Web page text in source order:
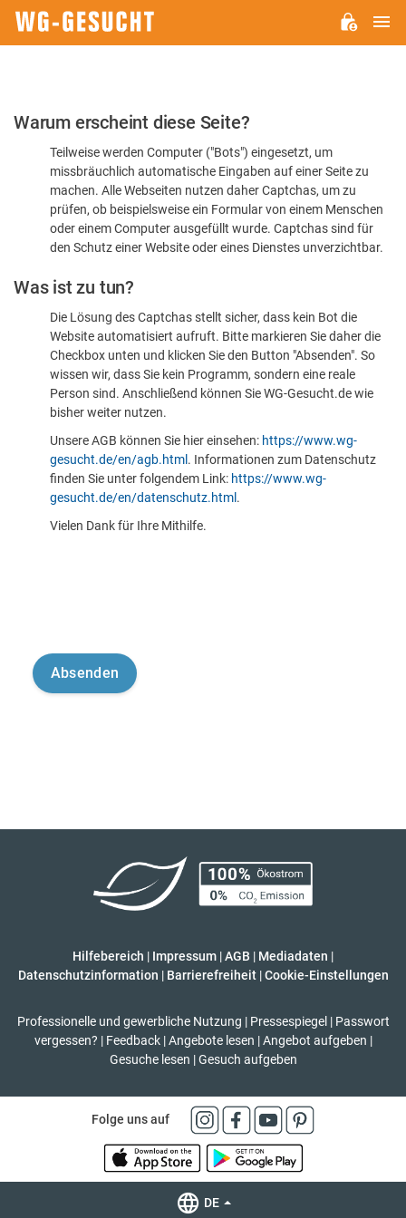
Bitte
dass
sind
Warum erscheint diese Seite?
Teilweise werden Computer ("Bots") eingesetzt, um
missbräuchlich automatische Eingaben auf einer Seite zu
machen. Alle Webseiten nutzen daher Captchas, um zu
prüfen, ob beispielsweise ein Formular von einem Menschen
oder einem Computer ausgefüllt wurde. Captchas sind für
den Schutz einer Website oder eines Dienstes unverzichtbar.
Was ist zu tun?
Die Lösung des Captchas stellt sicher, dass kein Bot die
Website automatisiert aufruft. Bitte markieren Sie daher die
Checkbox unten und klicken Sie den Button "Absenden". So
wissen wir, dass Sie kein Programm, sondern eine reale
Person sind. Anschließend können Sie WG-Gesucht.de wie
bisher weiter nutzen.
Unsere AGB können Sie hier einsehen: https://www.wg-
gesucht.de/en/agb.html . Informationen zum Datenschutz
finden Sie unter folgendem Link: https://www.wg-
gesucht.de/en/datenschutz.html .
Vielen Dank für Ihre Mithilfe.
Hilfebereich | Impressum |AGB | Mediadaten |
Datenschutzinformation | Barrierefreiheit | Cookie-Einstellungen
Professionelle und gewerbliche Nutzung | Pressespiegel | Passwort
vergessen? | Feedback | Angebote lesen | Angebot aufgeben |
Gesuche lesen | Gesuch aufgeben
Folge uns auf
DE